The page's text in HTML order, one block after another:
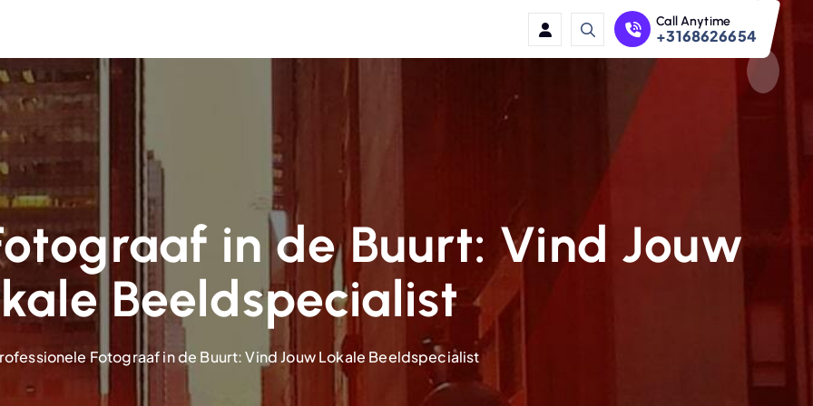
Call Anytime
+3168626654
in de Buurt: Vind Jouw
Beeldspecialist
Fotograaf in de Buurt: Vind Jouw Lokale Beeldspecialist